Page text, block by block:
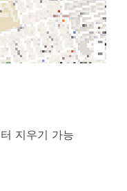
지우기 가능